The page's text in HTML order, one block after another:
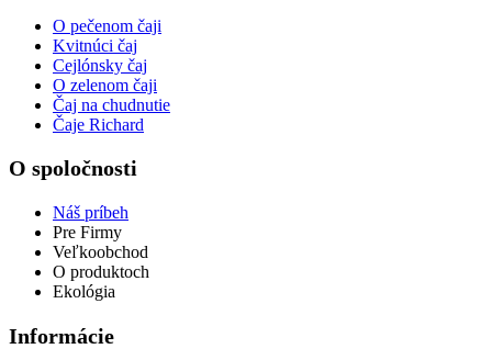
O pečenom čaji
Kvitnúci čaj
Cejlónsky čaj
O zelenom čaji
Čaj na chudnutie
Čaje Richard
O spoločnosti
Náš príbeh
Pre Firmy
Veľkoobchod
O produktoch
Ekológia
Informácie